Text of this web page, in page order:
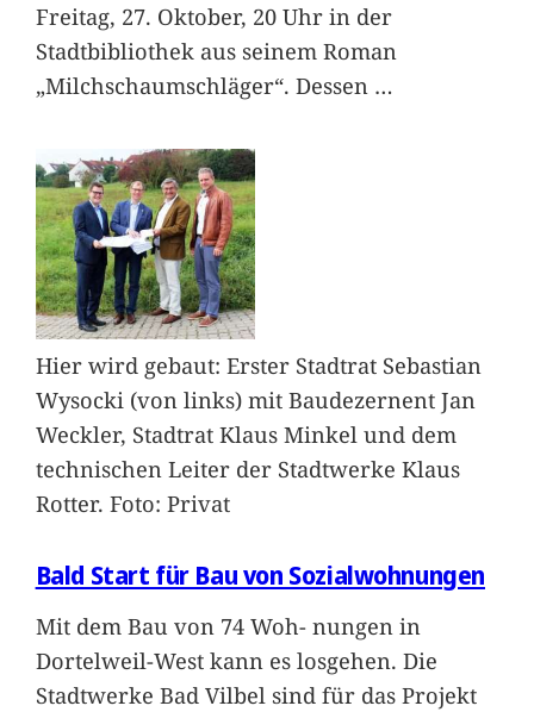
Freitag, 27. Oktober, 20 Uhr in der
Stadtbibliothek aus seinem Roman
„Milchschaumschläger“. Dessen …
Hier wird gebaut: Erster Stadtrat Sebastian
Wysocki (von links) mit Baudezernent Jan
Weckler, Stadtrat Klaus Minkel und dem
technischen Leiter der Stadtwerke Klaus
Rotter. Foto: Privat
Bald Start für Bau von Sozialwohnungen
Mit dem Bau von 74 Woh- nungen in
Dortelweil-West kann es losgehen. Die
Stadtwerke Bad Vilbel sind für das Projekt